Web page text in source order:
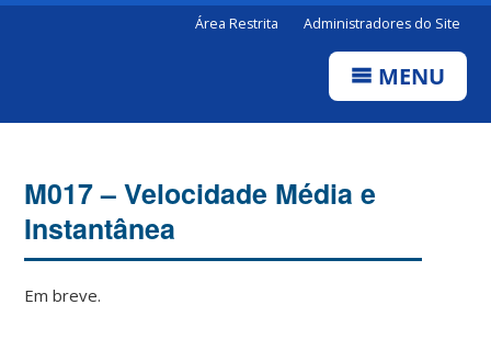
Área Restrita Administradores do Site
MENU
M017 – Velocidade Média e
Instantânea
Em breve.